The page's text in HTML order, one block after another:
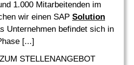
1.000 Mitarbeitenden im
wir einen SAP Solution
Unternehmen befindet sich in
[...]
STELLENANGEBOT